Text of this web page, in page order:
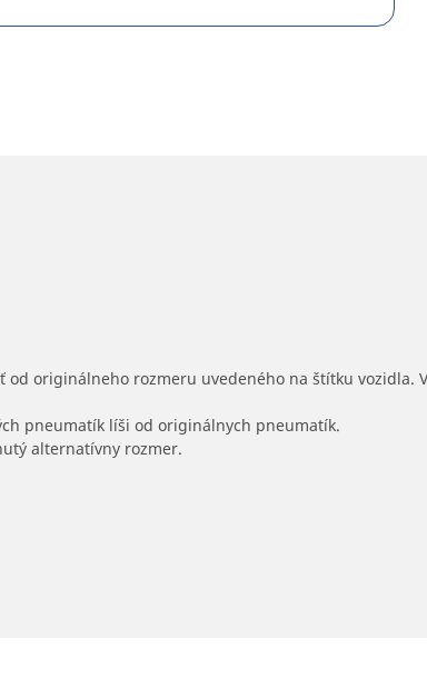
originálneho rozmeru uvedeného na štítku vozidla.
pneumatík líši od originálnych pneumatík.
alternatívny rozmer.